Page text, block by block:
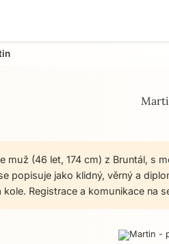
muž (46 let, 174 cm) z Bruntál, s
popisuje jako klidný, věrný a
kole. Registrace a komunikace na